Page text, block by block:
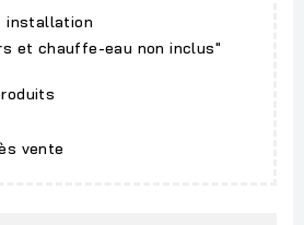
installation
et chauffe-eau non inclus"
vente